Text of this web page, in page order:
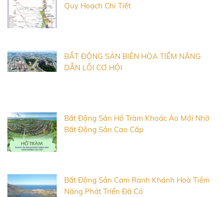
Quy Hoạch Chi Tiết
BẤT ĐỘNG SẢN BIÊN HÒA TIỀM NĂNG
DẪN LỐI CƠ HỘI
Bất Động Sản Hồ Tràm Khoác Áo Mới Nhờ
Bất Động Sản Cao Cấp
Bất Động Sản Cam Ranh Khánh Hoà Tiềm
Năng Phát Triển Đã Có